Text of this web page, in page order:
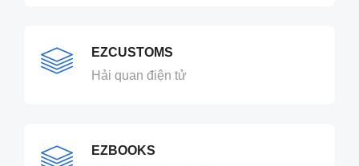
EZCUSTOMS
Hải quan điện tử
EZBOOKS